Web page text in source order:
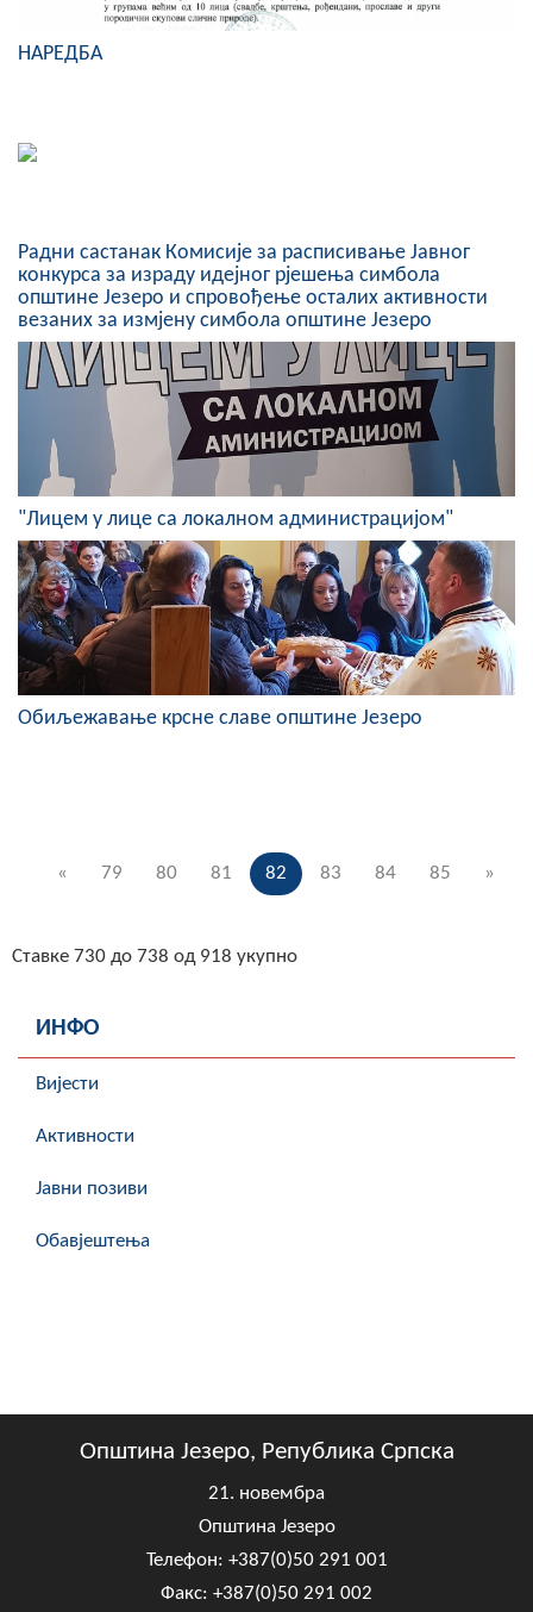
НАРЕДБА
Радни састанак Комисије за расписивање Јавног
конкурса за израду идејног рјешења симбола
општине Језеро и спровођење осталих активности
везаних за измјену симбола општине Језеро
"Лицем у лице са локалном администрацијом"
Обиљежавање крсне славе општине Језеро
« 79 80 81 82 83 84 85 »
Ставке 730 до 738 од 918 укупно
ИНФО
Вијести
Активности
Јавни позиви
Обавјештења
Општина Језеро, Република Српска
21. новембра
Општина Језеро
Телефон: +387(0)50 291 001
Факс: +387(0)50 291 002